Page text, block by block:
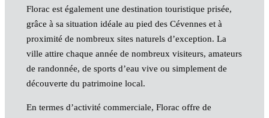
Florac est également une destination touristique prisée,
grâce à sa situation idéale au pied des Cévennes et à
proximité de nombreux sites naturels d’exception. La
ville attire chaque année de nombreux visiteurs, amateurs
de randonnée, de sports d’eau vive ou simplement de
découverte du patrimoine local.
En termes d’activité commerciale, Florac offre de